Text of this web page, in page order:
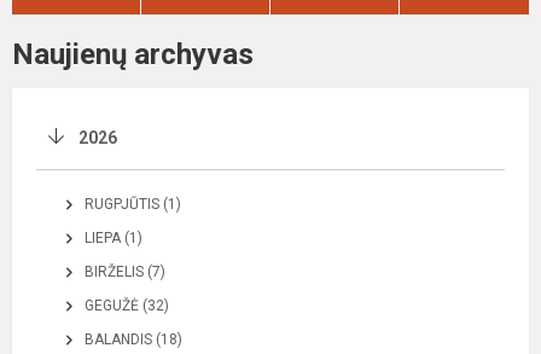
Naujienų archyvas
2026
RUGPJŪTIS (1)
LIEPA (1)
BIRŽELIS (7)
GEGUŽĖ (32)
BALANDIS (18)